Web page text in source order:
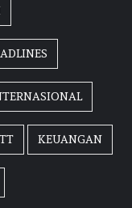
KEUANGAN